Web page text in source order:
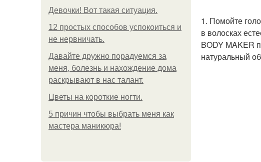
Девочки! Вот такая ситуация.
12 простых способов успокоиться и
не нервничать.
Давайте дружно порадуемся за
меня, болезнь и нахождение дома
раскрывают в нас талант.
Цветы на короткие ногти.
5 причин чтобы выбрать меня как
мастера маникюра!
1. Помойте
в волосках
BODY MAKER
натуральный